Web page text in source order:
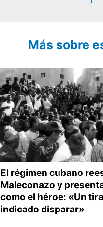
Más sobre
El régimen cubano
Maleconazo y
como el héroe: «Un
indicado disparar»